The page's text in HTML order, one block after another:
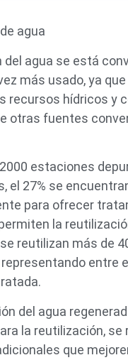
del agua se está
más usado, ya
recursos hídricos y
otras fuentes
estaciones
el 27% se
para ofrecer
la
reutilizan más de
entre el
del agua
la reutilización, se
que